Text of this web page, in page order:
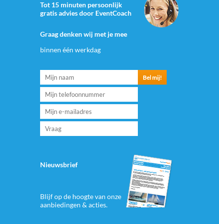
Tot 15 minuten persoonlijk
gratis advies door EventCoach
Graag denken wij met je mee
binnen één werkdag
Nieuwsbrief
Blijf op de hoogte van onze
aanbiedingen & acties.